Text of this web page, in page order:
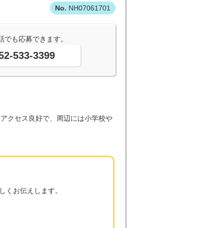
NH07061701
でも応募できます。
533-3399
クセス良好で、周辺には小学校や
お伝えします。